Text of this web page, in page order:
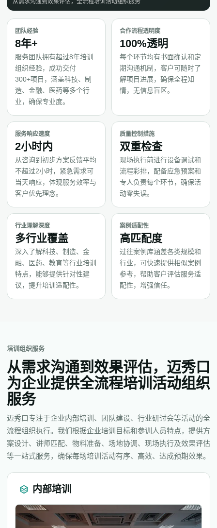
从需求沟通到效果评估，全流程培训活动组织服务
团队经验
8年+
服务团队拥有超过8年培训
组织经验，成功交付
300+项目，涵盖科技、制
造、金融、医药等多个行
业，确保专业度。
合作流程透明度
100%透明
每个环节均有书面确认和定
期沟通机制，客户可随时了
解项目进展，确保全程知
情，无信息盲区。
服务响应速度
2小时内
从咨询到初步方案反馈平均
不超过2小时，紧急需求可
当天响应，体现服务效率与
客户优先理念。
质量控制措施
双重检查
现场执行前进行设备调试和
流程彩排，配备应急预案和
专人负责每个环节，确保活
动零失误。
行业理解深度
多行业覆盖
深入了解科技、制造、金
融、医药、教育等行业培训
特点，能够提供针对性建
议，提升培训适配性。
案例适配性
高匹配度
过往案例库涵盖各类规模和
行业，可快速提供相似案例
参考，帮助客户评估服务适
配性，增强信任。
培训组织服务
从需求沟通到效果评估，迈秀口
为企业提供全流程培训活动组织
服务
迈秀口专注于企业内部培训、团队建设、行业研讨会等活动的全
流程组织执行。我们根据企业培训目标和参训人员特点，提供方
案设计、讲师匹配、物料准备、场地协调、现场执行及效果评估
等一站式服务，确保每场培训活动有序、高效、达成预期效果。
内部培训